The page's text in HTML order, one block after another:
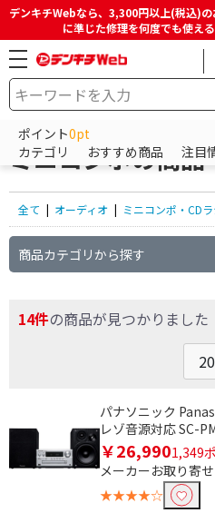
デンキチWebなら、3,300円以上(税込)
に準じた修理を何度でも使え
ポイント0pt
カテゴリ
おすすめ商品 注目
HOME 商品一覧ページ オー
ミニコンポの商品
全て | オーディオ | ミニコンポ・CD
商品カテゴリから探す
14件の商品が見つかりました
パナソニック
レゾ音源対応 SC-
￥26,9901,349
メーカーお取り寄せ
★★★★☆